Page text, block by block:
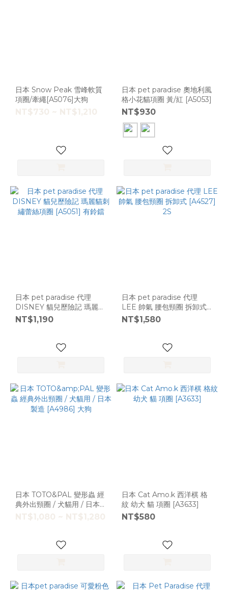
日本 Snow Peak 雪峰軟質
項圈/牽繩[A5076]大狗
NT$730 ~ NT$1,210
日本 pet paradise 奧地利風
格小花貓項圈 黃/紅 [A5053]
NT$930
日本 pet paradise 代理
DISNEY 貓兒歷險記 瑪麗貓
刺繡蕾絲項圈 [A5051] 有鈴
NT$1,190
日本 pet paradise 代理
LEE 帥氣 腰包頸圈 拆卸式
[A4527] 2S
NT$1,580
日本 TOTO&PAL 變形蟲 經
典外出頸圈 / 犬貓用 / 日本
製造 [A4986] 大狗
NT$1,080 ~ NT$1,280
日本 Cat Amo.k 西洋棋 格
紋 幼犬 貓 項圈 [A3633]
NT$580